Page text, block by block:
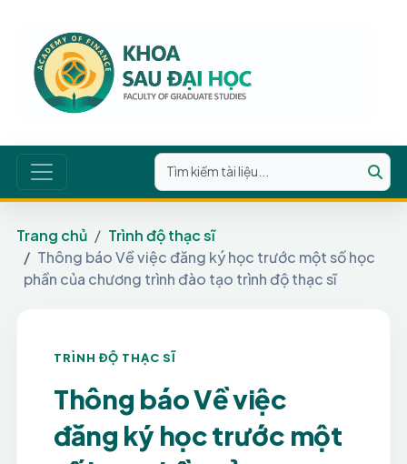
Trang chủ
Trình độ thạc sĩ
Thông báo Về việc đăng ký học trước một số học
phần của chương trình đào tạo trình độ thạc sĩ
TRÌNH ĐỘ THẠC SĨ
Thông báo Về việc
đăng ký học trước một